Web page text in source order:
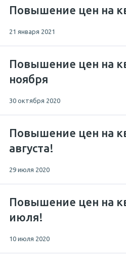
Повышение цен на
21 января 2021
Повышение цен на
ноября
30 октября 2020
Повышение цен на
августа!
29 июля 2020
Повышение цен на
июля!
10 июля 2020